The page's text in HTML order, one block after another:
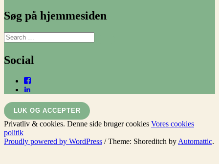
Søg på hjemmesiden
Search
for:
Social
Privatliv & cookies. Denne side bruger cookies Vores cookies
politik
Proudly powered by WordPress /Theme: Shoreditch by Automattic.